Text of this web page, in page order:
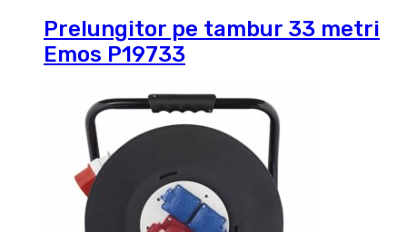
Prelungitor pe tambur 33 metri
Emos P19733